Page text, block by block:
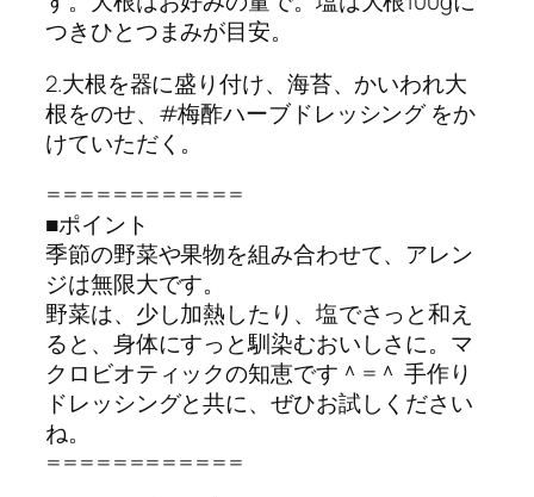
つきひとつまみが目安。
2.大根を器に盛り付け、海苔、かいわれ大
根をのせ、#梅酢ハーブドレッシング をか
けていただく。
============
■ポイント
季節の野菜や果物を組み合わせて、アレン
ジは無限大です。
野菜は、少し加熱したり、塩でさっと和え
ると、身体にすっと馴染むおいしさに。マ
クロビオティックの知恵です＾=＾ 手作り
ドレッシングと共に、ぜひお試しください
ね。
============